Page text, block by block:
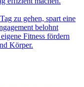
zu gehen, spart eine
belohnt
Fitness fördern
Körper.